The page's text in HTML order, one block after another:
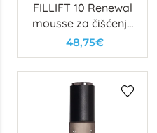
FILLIFT 10 Renewal
mousse za čišćenje
(10% glikolna)
48,75€